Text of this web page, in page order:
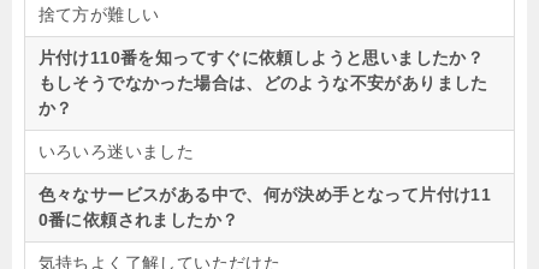
捨て方が難しい
片付け110番を知ってすぐに依頼しようと思いましたか？
もしそうでなかった場合は、どのような不安がありました
か？
いろいろ迷いました
色々なサービスがある中で、何が決め手となって片付け11
0番に依頼されましたか？
気持ちよく了解していただけた